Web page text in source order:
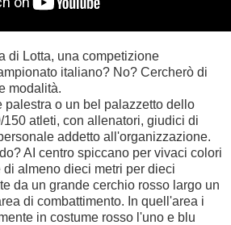
di Lotta, una competizione
italiano? No? Cercherò di
modalità.
palestra o un bel palazzetto dello
atleti, con allenatori, giudici di
addetto all'organizzazione.
AI centro spiccano per vivaci colori
almeno dieci metri per dieci
da un grande cerchio rosso largo un
di combattimento. In quell'area i
in costume rosso l'uno e blu